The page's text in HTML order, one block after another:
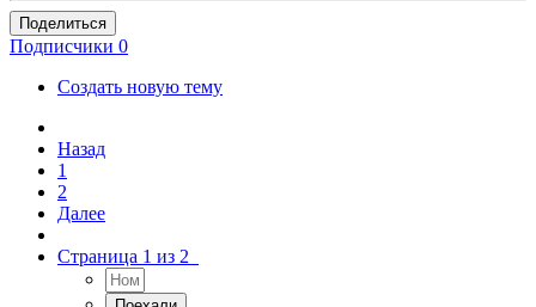
Поделиться
Подписчики 0
Создать новую тему
Назад
1
2
Далее
Страница 1 из 2